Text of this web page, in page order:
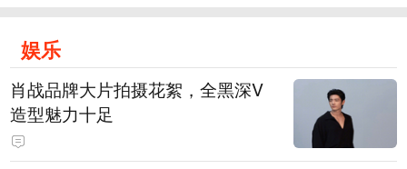
娱乐
肖战品牌大片拍摄花絮，全黑深V
造型魅力十足